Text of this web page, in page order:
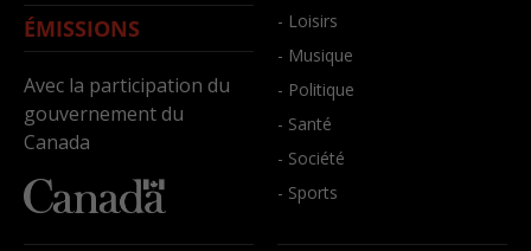
ÉMISSIONS
Avec la participation du
gouvernement du
Canada
- Loisirs
- Musique
- Politique
- Santé
- Société
- Sports